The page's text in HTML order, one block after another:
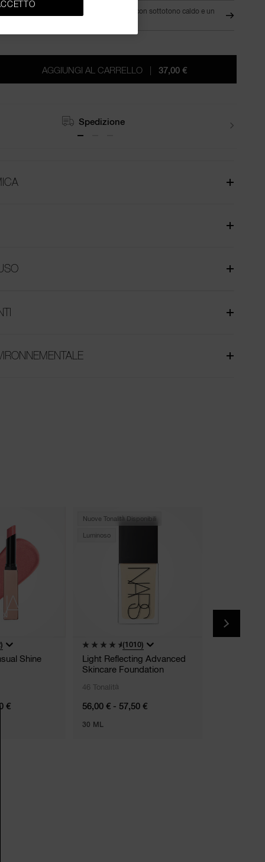
MD1.5 - Da media a media-scura con sottotono caldo e un
AGGIUNGI AL CARRELLO
| 37,00 €
Resi
Shine
€
Nuove Tonalità Disponibili
Luminoso
(1010)
Light Reflecting Advanced
Skincare Foundation
46 Tonalità
56,00 € - 57,50 €
30 ML